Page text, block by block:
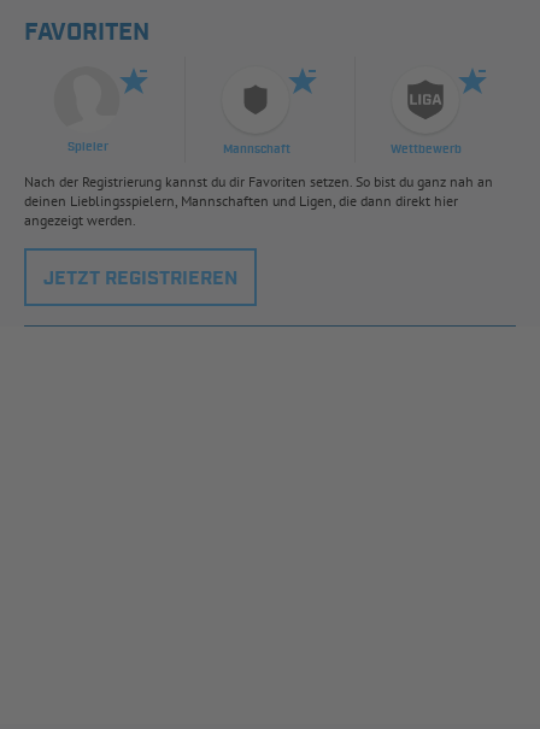
FAVORITEN
Spieler Mannschaft Wettbewerb
Nach der Registrierung kannst du dir Favoriten setzen. So bist du ganz nah an
deinen Lieblingsspielern, Mannschaften und Ligen, die dann direkt hier
angezeigt werden.
JETZT REGISTRIEREN